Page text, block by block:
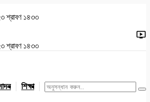
শ্রাবণ ১৪৩৩
শ্রাবণ ১৪৩৩
শিক্ষা খেলাধুলা জাতীয় যশোর